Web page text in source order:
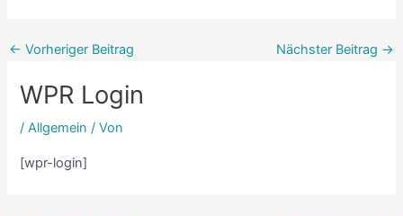
← Vorheriger Beitrag Nächster Beitrag →
WPR Login
/Allgemein / Von
[wpr-login]